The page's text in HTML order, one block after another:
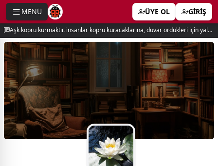
MENÜ ÜYE OL GİRİŞ
Aşk köprü kurmaktır. insanlar köprü kuracaklarına, duvar ördükleri için yalnız kalırlar. newton
menu